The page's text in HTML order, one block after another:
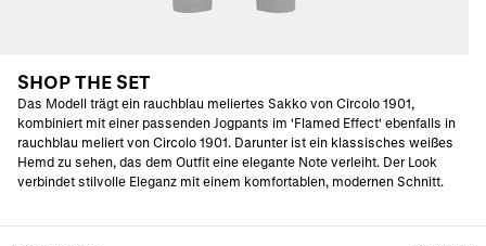
SHOP THE SET
Das Modell trägt ein rauchblau meliertes Sakko von Circolo 1901,
kombiniert mit einer passenden Jogpants im 'Flamed Effect' ebenfalls in
rauchblau meliert von Circolo 1901. Darunter ist ein klassisches weißes
Hemd zu sehen, das dem Outfit eine elegante Note verleiht. Der Look
verbindet stilvolle Eleganz mit einem komfortablen, modernen Schnitt.